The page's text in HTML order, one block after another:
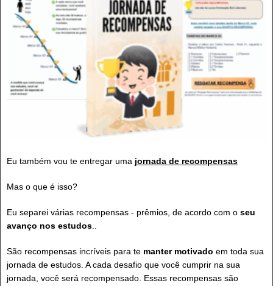
Eu também vou te entregar uma jornada de recompensas
Mas o que é isso?
Eu separei várias recompensas - prêmios, de acordo com o seu
avanço nos estudos..
São recompensas incríveis para te manter motivado em toda sua
jornada de estudos. A cada desafio que você cumprir na sua
jornada, você será recompensado. Essas recompensas são